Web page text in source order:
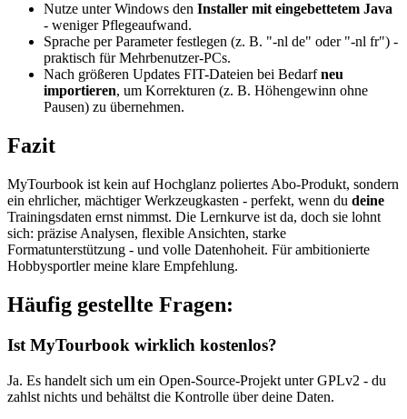
Nutze unter Windows den Installer mit eingebettetem Java
- weniger Pflegeaufwand.
Sprache per Parameter festlegen (z. B. "-nl de" oder "-nl fr") -
praktisch für Mehrbenutzer-PCs.
Nach größeren Updates FIT-Dateien bei Bedarfneu
importieren, um Korrekturen (z. B. Höhengewinn ohne
Pausen) zu übernehmen.
Fazit
MyTourbook ist kein auf Hochglanz poliertes Abo-Produkt, sondern
ein ehrlicher, mächtiger Werkzeugkasten - perfekt, wenn du deine
Trainingsdaten ernst nimmst. Die Lernkurve ist da, doch sie lohnt
sich: präzise Analysen, flexible Ansichten, starke
Formatunterstützung - und volle Datenhoheit. Für ambitionierte
Hobbysportler meine klare Empfehlung.
Häufig gestellte Fragen:
Ist MyTourbook wirklich kostenlos?
Ja. Es handelt sich um ein Open-Source-Projekt unter GPLv2 - du
zahlst nichts und behältst die Kontrolle über deine Daten.